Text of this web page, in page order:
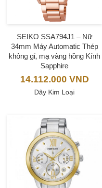
SEIKO SSA794J1 – Nữ
34mm Máy Automatic Thép
không gỉ, mạ vàng hồng Kính
Sapphire
14.112.000 VND
Dây Kim Loại